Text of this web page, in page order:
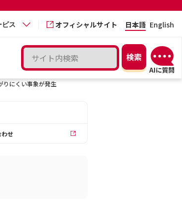
ビス オフィシャルサイト 日本語 English
りにくい事象が発生
わせ